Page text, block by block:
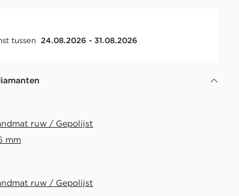
tussen 24.08.2026 - 31.08.2026
ruw / Gepolijst
mm
ruw / Gepolijst